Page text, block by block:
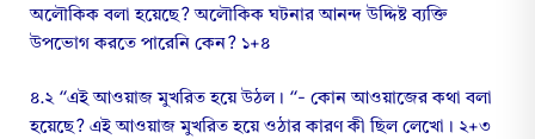
অলৌকিক বলা হয়েছে? অলৌকিক ঘটনার আনন্দ উদ্দিষ্ট ব্যক্তি
উপভোগ করতে পারেনি কেন? ১+৪
৪.২ “এই আওয়াজ মুখরিত হয়ে উঠল। “- কোন আওয়াজের কথা বলা
হয়েছে? এই আওয়াজ মুখরিত হয়ে ওঠার কারণ কী ছিল লেখো। ২+৩